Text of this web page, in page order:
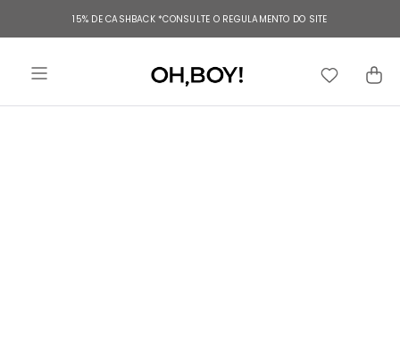
15% DE CASHBACK *CONSULTE O REGULAMENTO DO SITE
TERMOS MAIS BUSCADOS
vestido longo
3º
blusa